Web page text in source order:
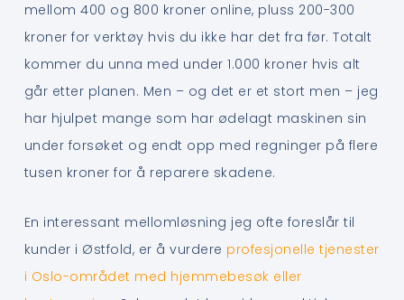
mellom 400 og 800 kroner online, pluss 200-300
kroner for verktøy hvis du ikke har det fra før. Totalt
kommer du unna med under 1.000 kroner hvis alt
går etter planen. Men – og det er et stort men – jeg
har hjulpet mange som har ødelagt maskinen sin
under forsøket og endt opp med regninger på flere
tusen kroner for å reparere skadene.
En interessant mellomløsning jeg ofte foreslår til
kunder i Østfold, er å vurdere profesjonelle tjenester
i Oslo-området med hjemmebesøk eller